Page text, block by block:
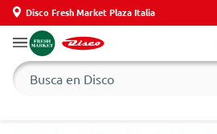
Disco Fresh Market Plaza Italia